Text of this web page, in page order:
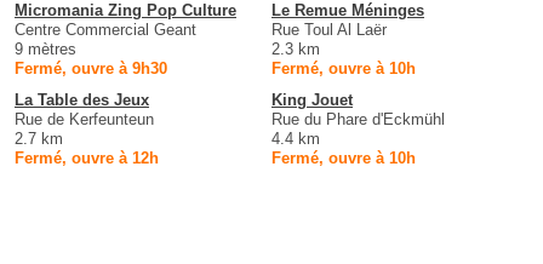
Micromania Zing Pop Culture
Centre Commercial Geant
9 mètres
Fermé, ouvre à 9h30
Le Remue Méninges
Rue Toul Al Laër
2.3 km
Fermé, ouvre à 10h
La Table des Jeux
Rue de Kerfeunteun
2.7 km
Fermé, ouvre à 12h
King Jouet
Rue du Phare d'Eckmühl
4.4 km
Fermé, ouvre à 10h